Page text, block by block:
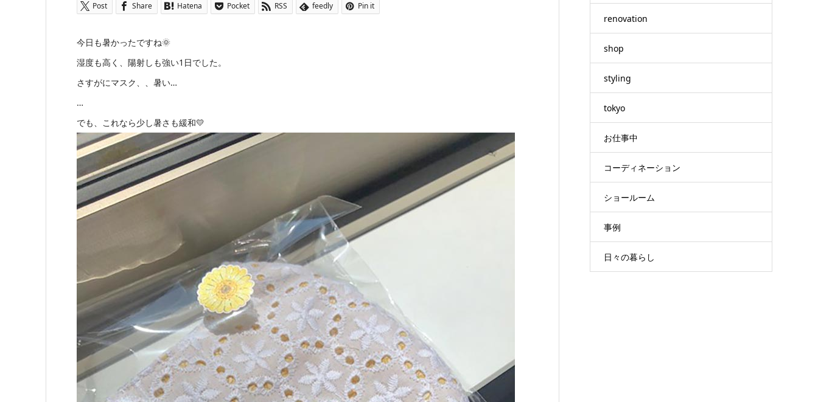
Post Share Hatena Pocket RSS feedly Pin it
今日も暑かったですね🌞
湿度も高く、陽射しも強い1日でした。
さすがにマスク、、暑い…
…
でも、これなら少し暑さも緩和💛
renovation
shop
styling
tokyo
お仕事中
コーディネーション
ショールーム
事例
日々の暮らし